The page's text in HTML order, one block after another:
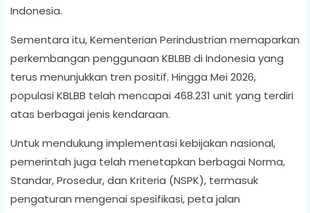
Indonesia.
Sementara itu, Kementerian Perindustrian memaparkan
perkembangan penggunaan KBLBB di Indonesia yang
terus menunjukkan tren positif. Hingga Mei 2026,
populasi KBLBB telah mencapai 468.231 unit yang terdiri
atas berbagai jenis kendaraan.
Untuk mendukung implementasi kebijakan nasional,
pemerintah juga telah menetapkan berbagai Norma,
Standar, Prosedur, dan Kriteria (NSPK), termasuk
pengaturan mengenai spesifikasi, peta jalan